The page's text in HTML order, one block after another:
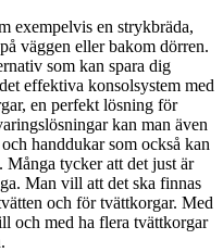
exempelvis en strykbräda,
väggen eller bakom dörren.
som kan spara dig
effektiva konsolsystem med
en perfekt lösning för
kan man även
handdukar som också kan
Många tycker att det just är
Man vill att det ska finnas
och för tvättkorgar. Med
och med ha flera tvättkorgar